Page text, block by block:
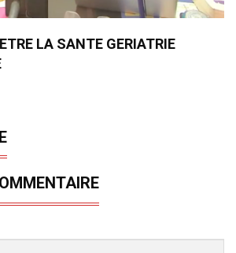
LA SANTE GERIATRIE